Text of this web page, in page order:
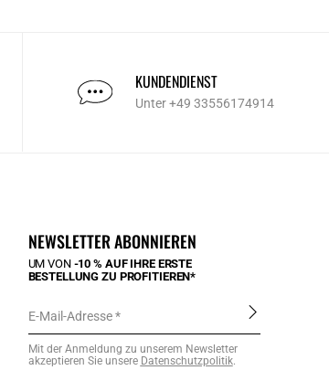
KUNDENDIENST
Unter +49 33556174914
NEWSLETTER ABONNIEREN
UM VON -10 % AUF IHRE ERSTE
BESTELLUNG ZU PROFITIEREN*
E-Mail-Adresse
Mit der Anmeldung zu unserem Newsletter
akzeptieren Sie unsere Datenschutzpolitik.